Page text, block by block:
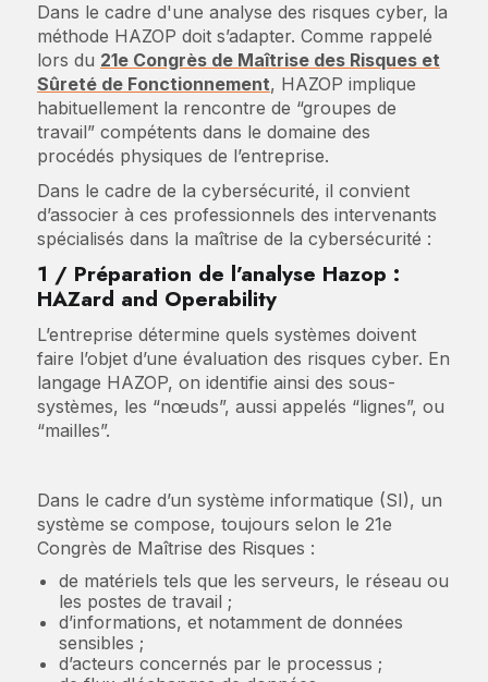
Dans le cadre d'une analyse des risques cyber, la
méthode HAZOP doit s’adapter. Comme rappelé
lors du 21e Congrès de Maîtrise des Risques et
Sûreté de Fonctionnement, HAZOP implique
habituellement la rencontre de “groupes de
travail” compétents dans le domaine des
procédés physiques de l’entreprise.
Dans le cadre de la cybersécurité, il convient
d’associer à ces professionnels des intervenants
spécialisés dans la maîtrise de la cybersécurité :
1 / Préparation de l’analyse Hazop :
HAZard and Operability
L’entreprise détermine quels systèmes doivent
faire l’objet d’une évaluation des risques cyber. En
langage HAZOP, on identifie ainsi des sous-
systèmes, les “nœuds”, aussi appelés “lignes”, ou
“mailles”.
Dans le cadre d’un système informatique (SI), un
système se compose, toujours selon le 21e
Congrès de Maîtrise des Risques :
de matériels tels que les serveurs, le réseau ou
les postes de travail ;
d’informations, et notamment de données
sensibles ;
d’acteurs concernés par le processus ;